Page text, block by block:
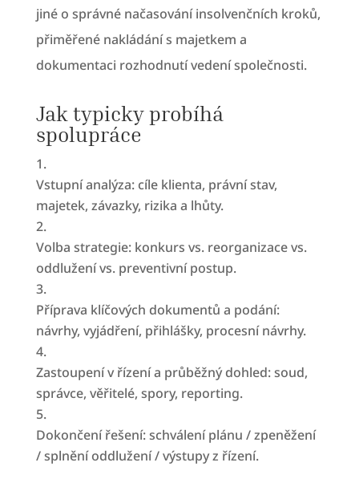
jiné o správné načasování insolvenčních kroků,
přiměřené nakládání s majetkem a
dokumentaci rozhodnutí vedení společnosti.
Jak typicky probíhá
spolupráce
Vstupní analýza: cíle klienta, právní stav,
majetek, závazky, rizika a lhůty.
Volba strategie: konkurs vs. reorganizace vs.
oddlužení vs. preventivní postup.
Příprava klíčových dokumentů a podání:
návrhy, vyjádření, přihlášky, procesní návrhy.
Zastoupení v řízení a průběžný dohled: soud,
správce, věřitelé, spory, reporting.
Dokončení řešení: schválení plánu / zpeněžení
/ splnění oddlužení / výstupy z řízení.